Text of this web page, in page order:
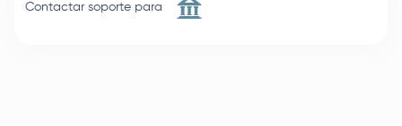
Contactar soporte para